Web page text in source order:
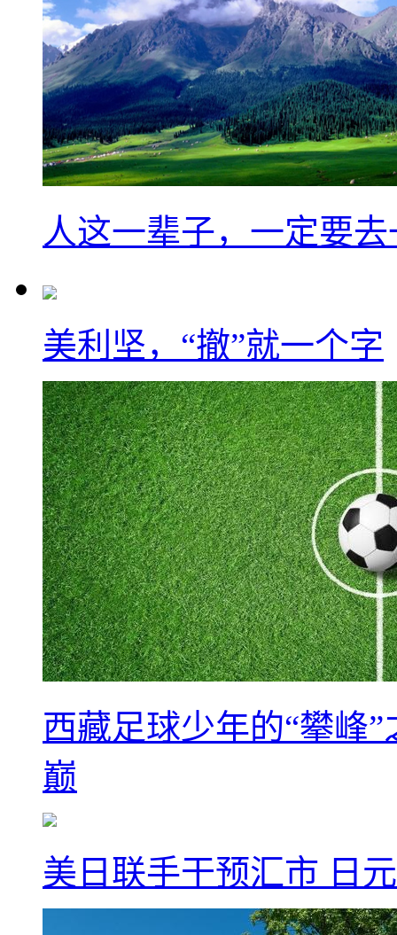
人这一辈子，一定要
美利坚，“撤”就一个字
西藏足球少年的“攀峰
巅
美日联手干预汇市 日